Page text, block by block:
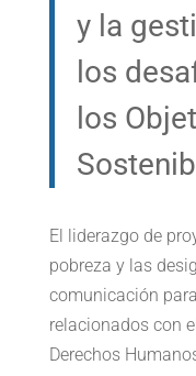
y la
los
los
El liderazgo de
pobreza y las
comunicación
relacionados con
Derechos